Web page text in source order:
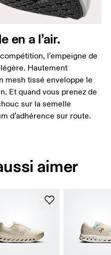
en a l’air.
l’empeigne de
Hautement
mesh tissé enveloppe le
Et quand vous prenez de
sur la semelle
d’adhérence sur route.
aimer